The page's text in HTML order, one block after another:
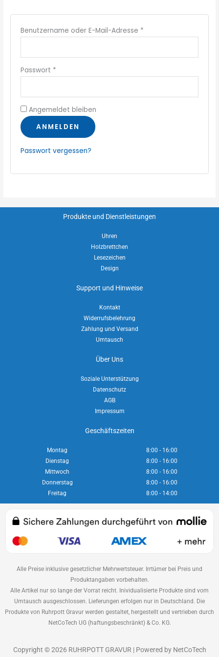
Benutzername oder E-Mail-Adresse *
Passwort *
Angemeldet bleiben
ANMELDEN
Passwort vergessen?
Produkte und Dienstleistungen
Uhren
Holzbrettchen
Lesezeichen
Design
Support und Hinweise
Kontakt
Widerrufsbelehrung
Zahlung und Versand
Umtausch
Über Uns
Soziale Unterstützung
Datenschutz
AGB
Impressum
Geschäftszeiten
Montag
8:00 - 16:00
Dienstag
8:00 - 16:00
Mittwoch
8:00 - 16:00
Donnerstag
8:00 - 16:00
Freitag
8:00 - 14:00
Alle Preise inklusive gesetzlicher Mehrwertsteuer. Irrtümer bei Preis und
Produktangaben vorbehalten.
Alle Artikel nur so lange der Vorrat reicht. Inividualisierte Produkte sind vom
Umtausch ausgeschlossen. Lieferungen erfolgen nur in Deutschland. Die
Produkte von Ruhrpott Gravur werden gestaltet, hergestellt und vertrieben durch
NetCoTech UG (haftungsbeschränkt) & Co. KG.
Copyright © 2026 RUHRPOTT GRAVUR | Powered by NetCoTech